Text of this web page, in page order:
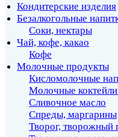
Кондитерские изделия
Безалкогольные
Соки, нектары
Чай, кофе, какао
Кофе
Молочные продукты
Кисломолочные
Молочные
Сливочное масло
Спреды, маргарины
Творог, творожный